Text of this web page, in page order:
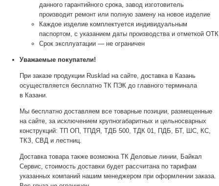
данного гарантийного срока, завод изготовитель
производит ремонт или полную замену на новое изделие
Каждое изделие комплектуется индивидуальным
паспортом, с указанием даты производства и отметкой ОТК
Срок эксплуатации — не ограничен
Уважаемые покупатели!
При заказе продукции Rusklad на сайте, доставка в Казань
осуществляется бесплатно ТК ПЭК до главного терминала
в Казани.
Мы бесплатно доставляем все товарные позиции, размещенные
на сайте, за исключением крупногабаритных и цельносварных
конструкций: ТП ОП, ТПДЯ, ТДБ 500, ТДК 01, ПДБ, БТ, ШС, КС,
ТКЗ, СВД и лестниц.
Доставка товара также возможна ТК Деловые линии, Байкал
Сервис, стоимость доставки будет рассчитана по тарифам
указанных компаний нашим менеджером при оформлении заказа.